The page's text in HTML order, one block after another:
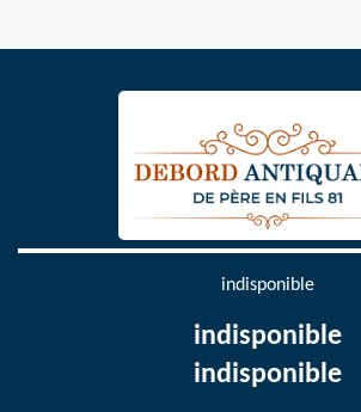
indisponible
indisponible
indisponible